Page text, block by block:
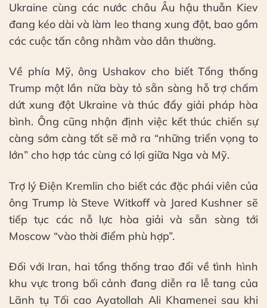
Ukraine cùng các nước châu Âu hậu thuẫn Kiev
đang kéo dài và làm leo thang xung đột, bao gồm
các cuộc tấn công nhằm vào dân thường.
Về phía Mỹ, ông Ushakov cho biết Tổng thống
Trump một lần nữa bày tỏ sẵn sàng hỗ trợ chấm
dứt xung đột Ukraine và thúc đẩy giải pháp hòa
bình. Ông cũng nhận định việc kết thúc chiến sự
càng sớm càng tốt sẽ mở ra “những triển vọng to
lớn” cho hợp tác cùng có lợi giữa Nga và Mỹ.
Trợ lý Điện Kremlin cho biết các đặc phái viên của
ông Trump là Steve Witkoff và Jared Kushner sẽ
tiếp tục các nỗ lực hòa giải và sẵn sàng tới
Moscow “vào thời điểm phù hợp”.
Đối với Iran, hai tổng thống trao đổi về tình hình
khu vực trong bối cảnh đang diễn ra lễ tang của
Lãnh tụ Tối cao Ayatollah Ali Khamenei sau khi